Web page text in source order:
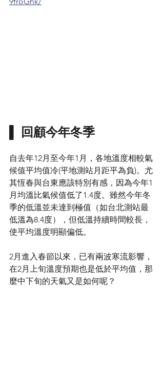
▌ 回顧今年冬季
自去年12月至今年1月，各地溫度相較氣
候值平均值冷(平地測站月距平為負)。尤
其恆春與台東應該特別有感，因為今年1
月均溫比氣候值低了1.4度。雖然今年冬
季的低溫並未達到極值（如台北測站最
低溫為8.4度），但低溫持續時間較長，
使平均溫度明顯偏低。
2月進入春節以來，已有兩波寒流影響，
在2月上旬溫度預期也是低於平均值，那
麼中下旬的天氣又是如何呢？